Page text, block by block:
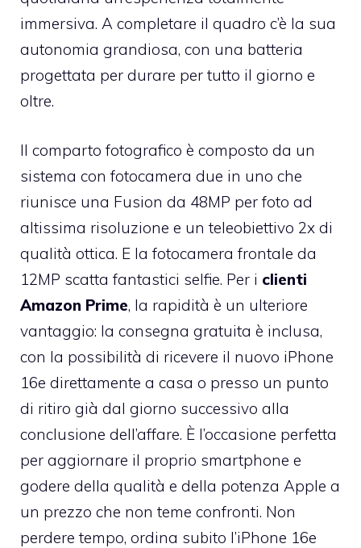
immersiva. A completare il quadro c’è la sua
autonomia grandiosa, con una batteria
progettata per durare per tutto il giorno e
oltre.
Il comparto fotografico è composto da un
sistema con fotocamera due in uno che
riunisce una Fusion da 48MP per foto ad
altissima risoluzione e un teleobiettivo 2x di
qualità ottica. E la fotocamera frontale da
12MP scatta fantastici selfie. Per i clienti
Amazon Prime, la rapidità è un ulteriore
vantaggio: la consegna gratuita è inclusa,
con la possibilità di ricevere il nuovo iPhone
16e direttamente a casa o presso un punto
di ritiro già dal giorno successivo alla
conclusione dell’affare. È l’occasione perfetta
per aggiornare il proprio smartphone e
godere della qualità e della potenza Apple a
un prezzo che non teme confronti. Non
perdere tempo, ordina subito l’iPhone 16e